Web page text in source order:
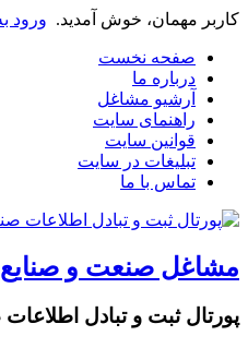
کاربر مهمان، خوش آمدید. ورود
صفحه نخست
درباره ما
آرشیو مشاغل
راهنمای سایت
قوانین سایت
تبلیغات در سایت
تماس با ما
مشاغل صنعت و صنایع
پورتال ثبت و تبادل